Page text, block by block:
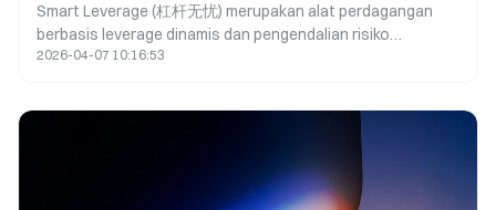
Smart Leverage (杠杆无忧) merupakan alat perdagangan
berbasis leverage dinamis dan pengendalian risiko
otomatis, dengan efektivitas yang sangat bergantung pada
mekanisme rebalancing dinamisnya berfungsi mengurangi
risiko. Untuk perdagangan jangka pendek, alat ini
meningkatkan efisiensi modal. Smart Leverage juga dapat
2026-04-07 10:16:53